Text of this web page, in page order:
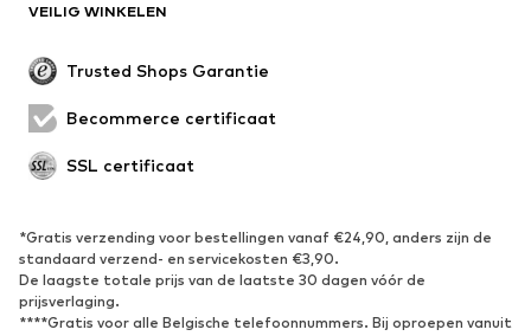
Evenementen
SCHOENEN
Sneakers
Enkellaarsjes
Pumps & hakken
Laarzen
Sandalen
Sportschoenen
Ballerina's
VEILIG WINKELEN
Trusted Shops Garantie
Becommerce certificaat
SSL certificaat
*Gratis verzending voor bestellingen vanaf €24,90, anders zijn de
standaard verzend- en servicekosten €3,90.
De laagste totale prijs van de laatste 30 dagen vóór de
prijsverlaging.
****Gratis voor alle Belgische telefoonnummers. Bij oproepen vanuit